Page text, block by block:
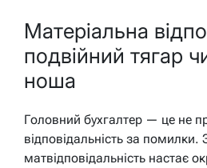
Матеріальна
подвійний тягар
ноша
Головний бухгалтер — це не
відповідальність за помилки.
матвідповідальність настає